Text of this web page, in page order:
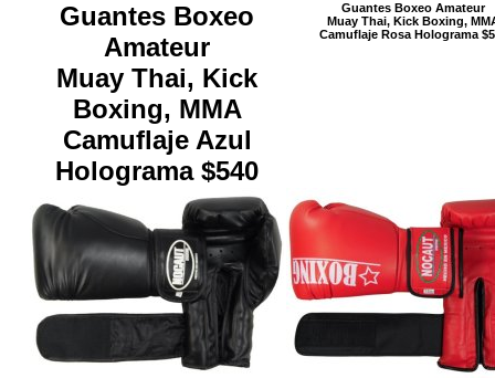
Guantes Boxeo
Amateur
Muay Thai, Kick
Boxing, MMA
Camuflaje Azul
Holograma $540
Guantes Boxeo Amateur
Muay Thai, Kick Boxing,
Camuflaje Rosa Holograma